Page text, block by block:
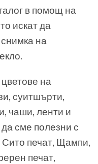
в помощ на
искат да
на
на
суитшърти,
чаши, ленти и
сме полезни с
Сито печат, Щампи,
печат,